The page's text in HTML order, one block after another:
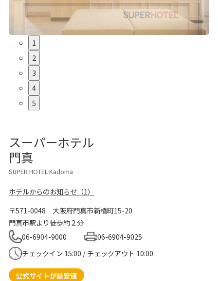
1
2
3
4
5
スーパーホテル
門真
SUPER HOTEL Kadoma
ホテルからのお知らせ（1）
〒571-0048
大阪府門真市新橋町15-20
門真市駅より徒歩約２分
06-6904-9000
06-6904-9025
チェックイン 15:00 / チェックアウト 10:00
公式サイトが最安値